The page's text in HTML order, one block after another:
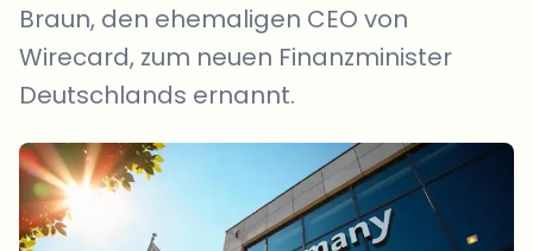
Braun, den ehemaligen CEO von
Wirecard, zum neuen Finanzminister
Deutschlands ernannt.